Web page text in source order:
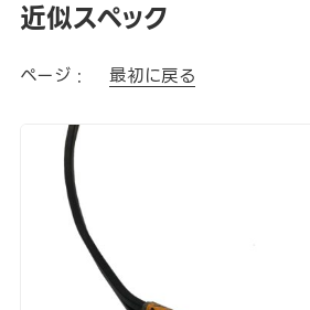
近似スペック
ページ : 最初に戻る